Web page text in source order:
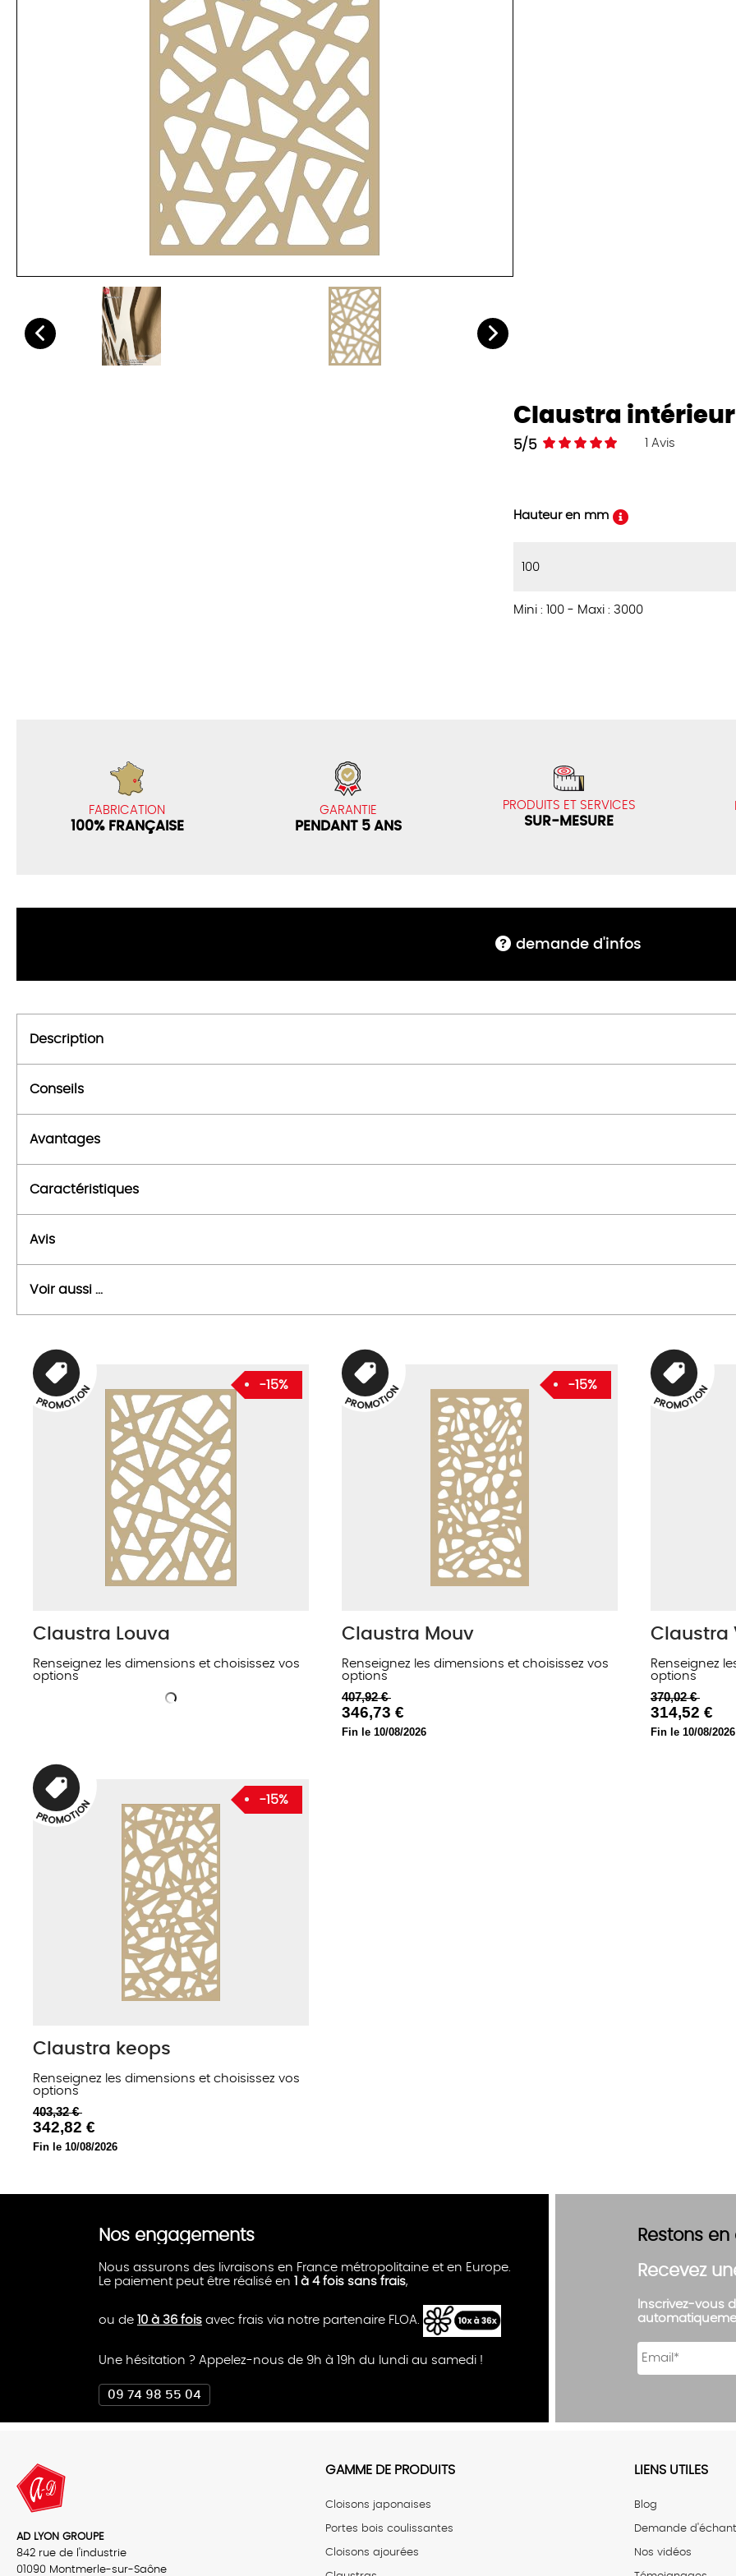
Claustra
5/5 Avis
Hauteur en mm
Mini : 100 - Maxi : 3000
FABRICATION
100% FRANÇAISE
GARANTIE
PENDANT 5 ANS
PRODUITS ET SERVICES
SUR-MESURE
demande d'infos
Description
Conseils
Avantages
Caractéristiques
Avis
Voir aussi ...
PROMOTI
O
N
Claustra Louva
Renseignez les dimensions et choisissez vos
options
-15%
PROMOTI
O
N
Claustra Mouv
Renseignez les dimensions et choisissez vos
options
407,92 €
346,73 €
Fin le 10/08/2026
-15%
PROMOTI
O
N
Claustra
Renseignez
options
370,02 €
314,52 €
Fin le 10/08/2026
PROMOTI
O
N
Claustra keops
Renseignez les dimensions et choisissez vos
options
403,32 €
342,82 €
Fin le 10/08/2026
-15%
Nos engagements
Nous assurons des livraisons en France métropolitaine et en Europe.
Le paiement peut être réalisé en
1 à 4 fois sans frais,
ou de 10 à 36 fois avec frais via notre partenaire FLOA.
Une hésitation ? Appelez-nous de 9h à 19h du lundi au samedi !
09 74 98 55 04
Restons
Recevez
Inscrivez-vous
AD LYON GROUPE
842 rue de l'industrie
01090 Montmerle-sur-Saône
GAMME DE PRODUITS
Cloisons japonaises
Portes bois coulissantes
Cloisons ajourées
LIENS UTILES
Blog
Demande
Nos vidéos